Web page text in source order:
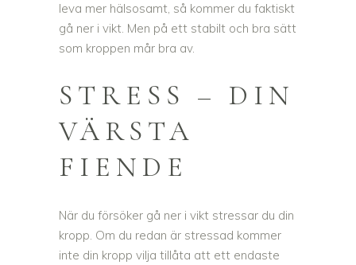
leva mer hälsosamt, så kommer du faktiskt
gå ner i vikt. Men på ett stabilt och bra sätt
som kroppen mår bra av.
STRESS – DIN
VÄRSTA
FIENDE
När du försöker gå ner i vikt stressar du din
kropp. Om du redan är stressad kommer
inte din kropp vilja tillåta att ett endaste